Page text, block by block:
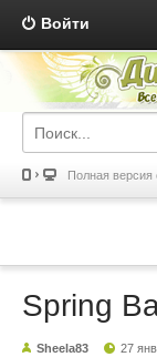
Войти
Полная версия
Spring
Sheela83 27